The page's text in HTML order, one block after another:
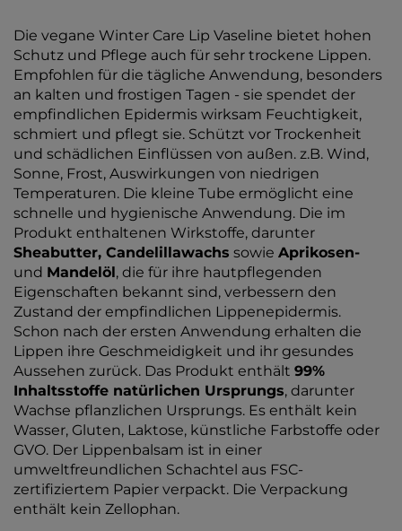
Die vegane Winter Care Lip Vaseline bietet hohen
Schutz und Pflege auch für sehr trockene Lippen.
Empfohlen für die tägliche Anwendung, besonders
an kalten und frostigen Tagen - sie spendet der
empfindlichen Epidermis wirksam Feuchtigkeit,
schmiert und pflegt sie. Schützt vor Trockenheit
und schädlichen Einflüssen von außen. z.B. Wind,
Sonne, Frost, Auswirkungen von niedrigen
Temperaturen. Die kleine Tube ermöglicht eine
schnelle und hygienische Anwendung. Die im
Produkt enthaltenen Wirkstoffe, darunter
Sheabutter, Candelillawachs sowie Aprikosen-
und Mandelöl, die für ihre hautpflegenden
Eigenschaften bekannt sind, verbessern den
Zustand der empfindlichen Lippenepidermis.
Schon nach der ersten Anwendung erhalten die
Lippen ihre Geschmeidigkeit und ihr gesundes
Aussehen zurück. Das Produkt enthält 99%
Inhaltsstoffe natürlichen Ursprungs, darunter
Wachse pflanzlichen Ursprungs. Es enthält kein
Wasser, Gluten, Laktose, künstliche Farbstoffe oder
GVO. Der Lippenbalsam ist in einer
umweltfreundlichen Schachtel aus FSC-
zertifiziertem Papier verpackt. Die Verpackung
enthält kein Zellophan.